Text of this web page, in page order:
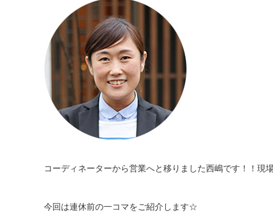
コーディネーターから営業へと移りました西嶋です！！
今回は連休前の一コマをご紹介します☆